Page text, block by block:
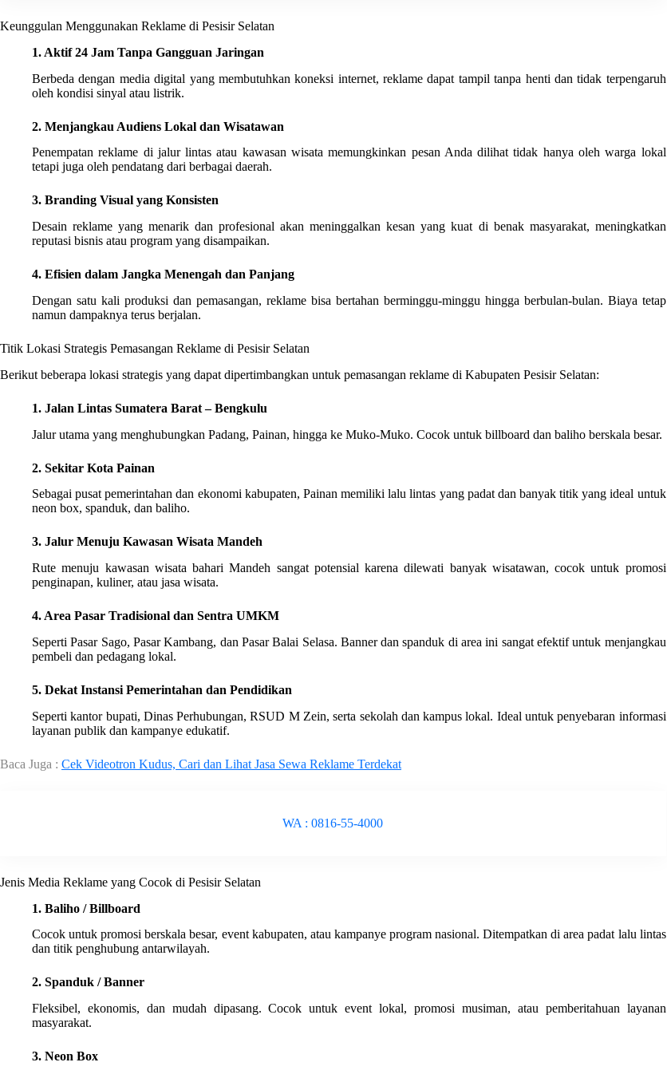
Keunggulan Menggunakan Reklame di Pesisir Selatan
1. Aktif 24 Jam Tanpa Gangguan Jaringan
Berbeda dengan media digital yang membutuhkan koneksi internet, reklame dapat tampil tanpa henti dan tidak terpengaruh
oleh kondisi sinyal atau listrik.
2. Menjangkau Audiens Lokal dan Wisatawan
Penempatan reklame di jalur lintas atau kawasan wisata memungkinkan pesan Anda dilihat tidak hanya oleh warga lokal
tetapi juga oleh pendatang dari berbagai daerah.
3. Branding Visual yang Konsisten
Desain reklame yang menarik dan profesional akan meninggalkan kesan yang kuat di benak masyarakat, meningkatkan
reputasi bisnis atau program yang disampaikan.
4. Efisien dalam Jangka Menengah dan Panjang
Dengan satu kali produksi dan pemasangan, reklame bisa bertahan berminggu-minggu hingga berbulan-bulan. Biaya tetap
namun dampaknya terus berjalan.
Titik Lokasi Strategis Pemasangan Reklame di Pesisir Selatan
Berikut beberapa lokasi strategis yang dapat dipertimbangkan untuk pemasangan reklame di Kabupaten Pesisir Selatan:
1. Jalan Lintas Sumatera Barat – Bengkulu
Jalur utama yang menghubungkan Padang, Painan, hingga ke Muko-Muko. Cocok untuk billboard dan baliho berskala besar.
2. Sekitar Kota Painan
Sebagai pusat pemerintahan dan ekonomi kabupaten, Painan memiliki lalu lintas yang padat dan banyak titik yang ideal untuk
neon box, spanduk, dan baliho.
3. Jalur Menuju Kawasan Wisata Mandeh
Rute menuju kawasan wisata bahari Mandeh sangat potensial karena dilewati banyak wisatawan, cocok untuk promosi
penginapan, kuliner, atau jasa wisata.
4. Area Pasar Tradisional dan Sentra UMKM
Seperti Pasar Sago, Pasar Kambang, dan Pasar Balai Selasa. Banner dan spanduk di area ini sangat efektif untuk menjangkau
pembeli dan pedagang lokal.
5. Dekat Instansi Pemerintahan dan Pendidikan
Seperti kantor bupati, Dinas Perhubungan, RSUD M Zein, serta sekolah dan kampus lokal. Ideal untuk penyebaran informasi
layanan publik dan kampanye edukatif.
Baca Juga : Cek Videotron Kudus, Cari dan Lihat Jasa Sewa Reklame Terdekat
WA : 0816-55-4000
Jenis Media Reklame yang Cocok di Pesisir Selatan
1. Baliho / Billboard
Cocok untuk promosi berskala besar, event kabupaten, atau kampanye program nasional. Ditempatkan di area padat lalu lintas
dan titik penghubung antarwilayah.
2. Spanduk / Banner
Fleksibel, ekonomis, dan mudah dipasang. Cocok untuk event lokal, promosi musiman, atau pemberitahuan layanan
masyarakat.
3. Neon Box